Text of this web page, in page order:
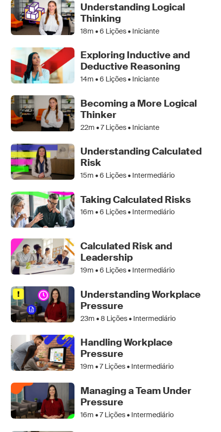
Understanding Logical
Thinking
18m •6 Lições • Iniciante
Exploring Inductive and
Deductive Reasoning
14m •6 Lições • Iniciante
Becoming a More Logical
Thinker
22m •7Lições • Iniciante
Understanding Calculated
Risk
15m •6 Lições • Intermediário
Taking Calculated Risks
16m •6 Lições • Intermediário
Calculated Risk and
Leadership
19m •6 Lições • Intermediário
Understanding Workplace
Pressure
23m •8 Lições • Intermediário
Handling Workplace
Pressure
19m •7Lições • Intermediário
Managing a Team Under
Pressure
16m •7Lições • Intermediário